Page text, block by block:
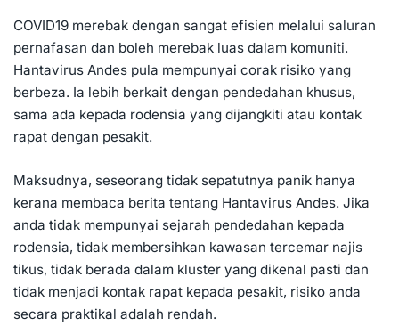
COVID19 merebak dengan sangat efisien melalui saluran
pernafasan dan boleh merebak luas dalam komuniti.
Hantavirus Andes pula mempunyai corak risiko yang
berbeza. Ia lebih berkait dengan pendedahan khusus,
sama ada kepada rodensia yang dijangkiti atau kontak
rapat dengan pesakit.
Maksudnya, seseorang tidak sepatutnya panik hanya
kerana membaca berita tentang Hantavirus Andes. Jika
anda tidak mempunyai sejarah pendedahan kepada
rodensia, tidak membersihkan kawasan tercemar najis
tikus, tidak berada dalam kluster yang dikenal pasti dan
tidak menjadi kontak rapat kepada pesakit, risiko anda
secara praktikal adalah rendah.